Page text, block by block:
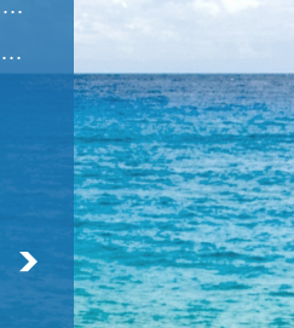
115年09月